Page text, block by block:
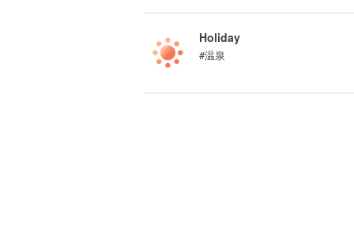
Holiday
#温泉